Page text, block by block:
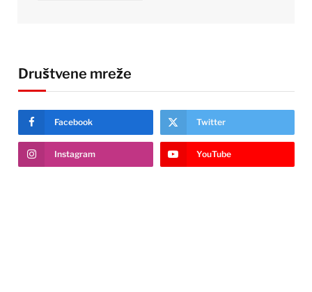
Društvene mreže
Facebook Twitter
Instagram YouTube